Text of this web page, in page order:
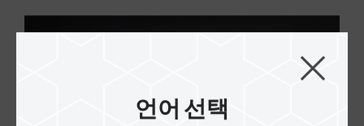
언어 선택